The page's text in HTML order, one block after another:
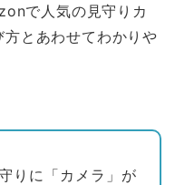
で人気の見守りカ
とあわせてわかりや
りに「カメラ」が